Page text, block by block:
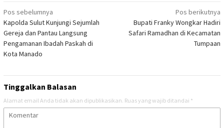
Navigasi
pos
Pos sebelumnya
Kapolda Sulut Kunjungi Sejumlah
Gereja dan Pantau Langsung
Pengamanan Ibadah Paskah di
Kota Manado
Pos berikutnya
Bupati Franky Wongkar Hadiri
Safari Ramadhan di Kecamatan
Tumpaan
Tinggalkan Balasan
Alamat email Anda tidak akan dipublikasikan. Ruas yang wajib ditandai *